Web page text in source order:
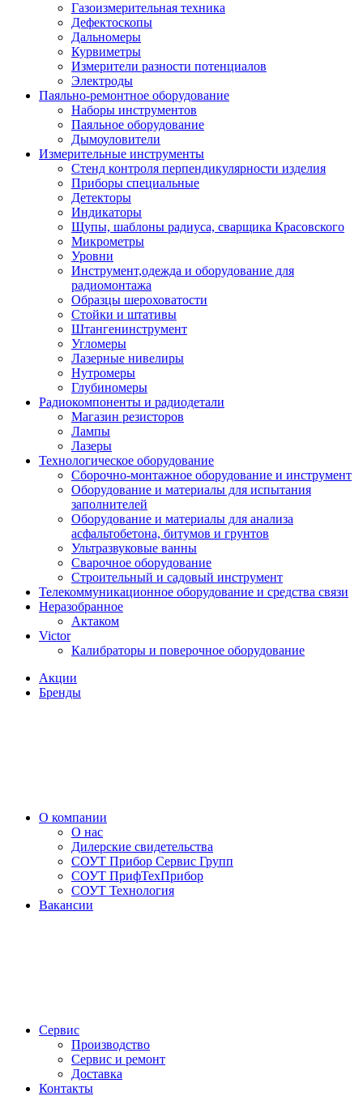
Газоизмерительная техника
Дефектоскопы
Дальномеры
Курвиметры
Измерители разности потенциалов
Электроды
Паяльно-ремонтное оборудование
Наборы инструментов
Паяльное оборудование
Дымоуловители
Измерительные инструменты
Стенд контроля перпендикулярности изделия
Приборы специальные
Детекторы
Индикаторы
Щупы, шаблоны радиуса, сварщика Красовского
Микрометры
Уровни
Инструмент,одежда и оборудование для
радиомонтажа
Образцы шероховатости
Стойки и штативы
Штангенинструмент
Угломеры
Лазерные нивелиры
Нутромеры
Глубиномеры
Радиокомпоненты и радиодетали
Магазин резисторов
Лампы
Лазеры
Технологическое оборудование
Сборочно-монтажное оборудование и инструмент
Оборудование и материалы для испытания
заполнителей
Оборудование и материалы для анализа
асфальтобетона, битумов и грунтов
Ультразвуковые ванны
Сварочное оборудование
Строительный и садовый инструмент
Телекоммуникационное оборудование и средства связи
Неразобранное
Актаком
Victor
Калибраторы и поверочное оборудование
Акции
Бренды
О компании
О нас
Дилерские свидетельства
СОУТ Прибор Сервис Групп
СОУТ ПрифТехПрибор
СОУТ Технология
Вакансии
Сервис
Производство
Сервис и ремонт
Доставка
Контакты